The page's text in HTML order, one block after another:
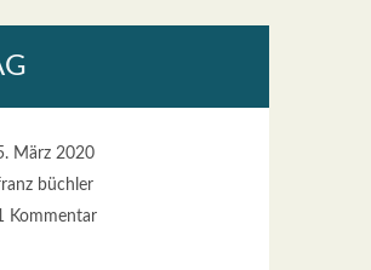
März 2020
büchler
Kommentar